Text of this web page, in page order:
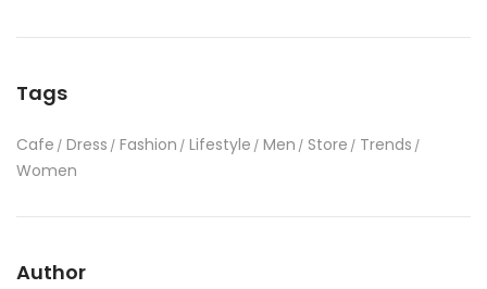
Tags
Cafe Dress Fashion Lifestyle Men Store
Trends
Women
Author